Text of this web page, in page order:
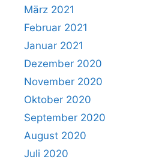
März 2021
Februar 2021
Januar 2021
Dezember 2020
November 2020
Oktober 2020
September 2020
August 2020
Juli 2020